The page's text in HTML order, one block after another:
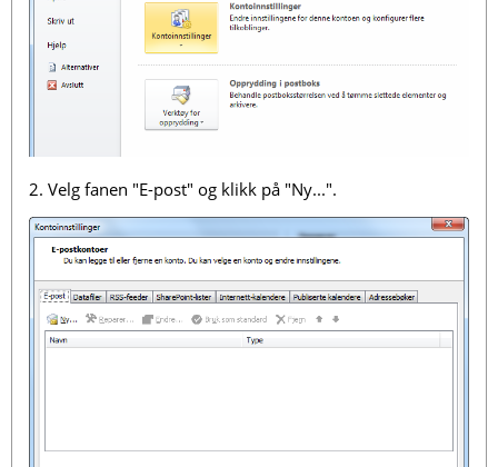
2. Velg fanen "E-post" og klikk på "Ny...".